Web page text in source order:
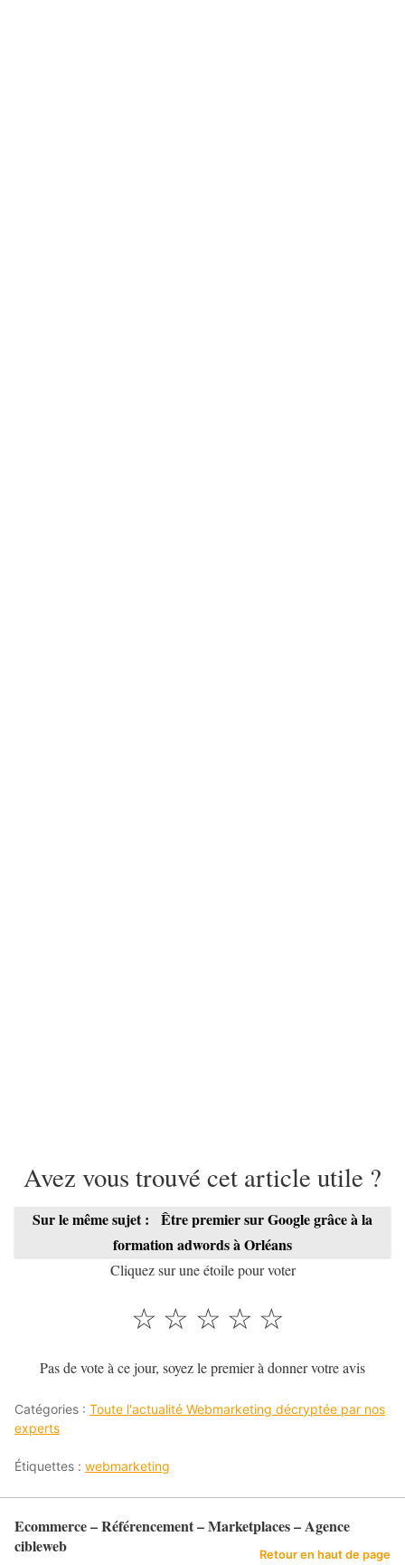
Avez vous trouvé cet article utile ?
Sur le même sujet :
Être premier sur Google grâce à la
formation adwords à Orléans
Cliquez sur une étoile pour voter
☆
☆
☆
☆
☆
Pas de vote à ce jour, soyez le premier à donner votre avis
Catégories : Toute l'actualité Webmarketing décryptée par nos
experts
Étiquettes : webmarketing
Ecommerce – Référencement – Marketplaces – Agence
cibleweb
Retour en haut de page